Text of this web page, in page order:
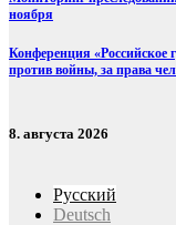
ноября
Конференция «Российское
против войны, за права
8. августа 2026
Русский
Deutsch